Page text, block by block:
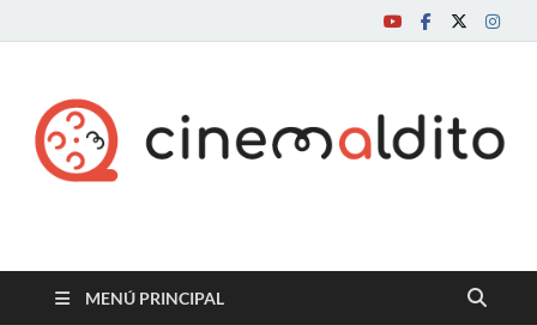
Cine maldito
MENÚ PRINCIPAL